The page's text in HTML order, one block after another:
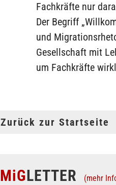
Fachkräfte nur
Der Begriff
und
Gesellschaft mit
um Fachkräfte
Zurück zur Startseite
MiGLETTER (mehr